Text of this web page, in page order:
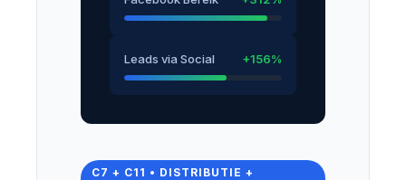
Leads via Social +156%
C7 + C11 • DISTRIBUTIE +